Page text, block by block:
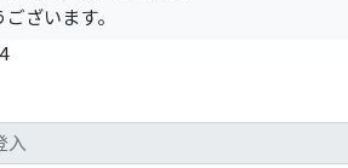
ざいます。